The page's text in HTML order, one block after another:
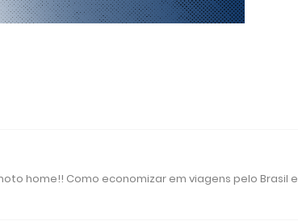
home!! Como economizar em viagens pelo Brasil e